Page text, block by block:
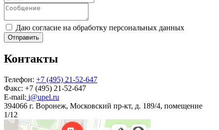
Даю согласие на обработку персональных данных
Отправить
Контакты
Телефон: +7 (495) 21-52-647
Факс: +7 (495) 21-52-647
E-mail: i@upel.ru
394066 г. Воронеж, Московский пр-кт, д. 189/4, помещение
1/12